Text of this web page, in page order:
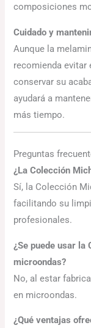
composiciones
Cuidado y
Aunque la
recomienda evitar
conservar su
ayudará a
más tiempo.
Preguntas
¿La Colección
Sí, la Colección
facilitando su
profesionales.
¿Se puede usar la
microondas?
No, al estar
en microondas.
¿Qué ventajas